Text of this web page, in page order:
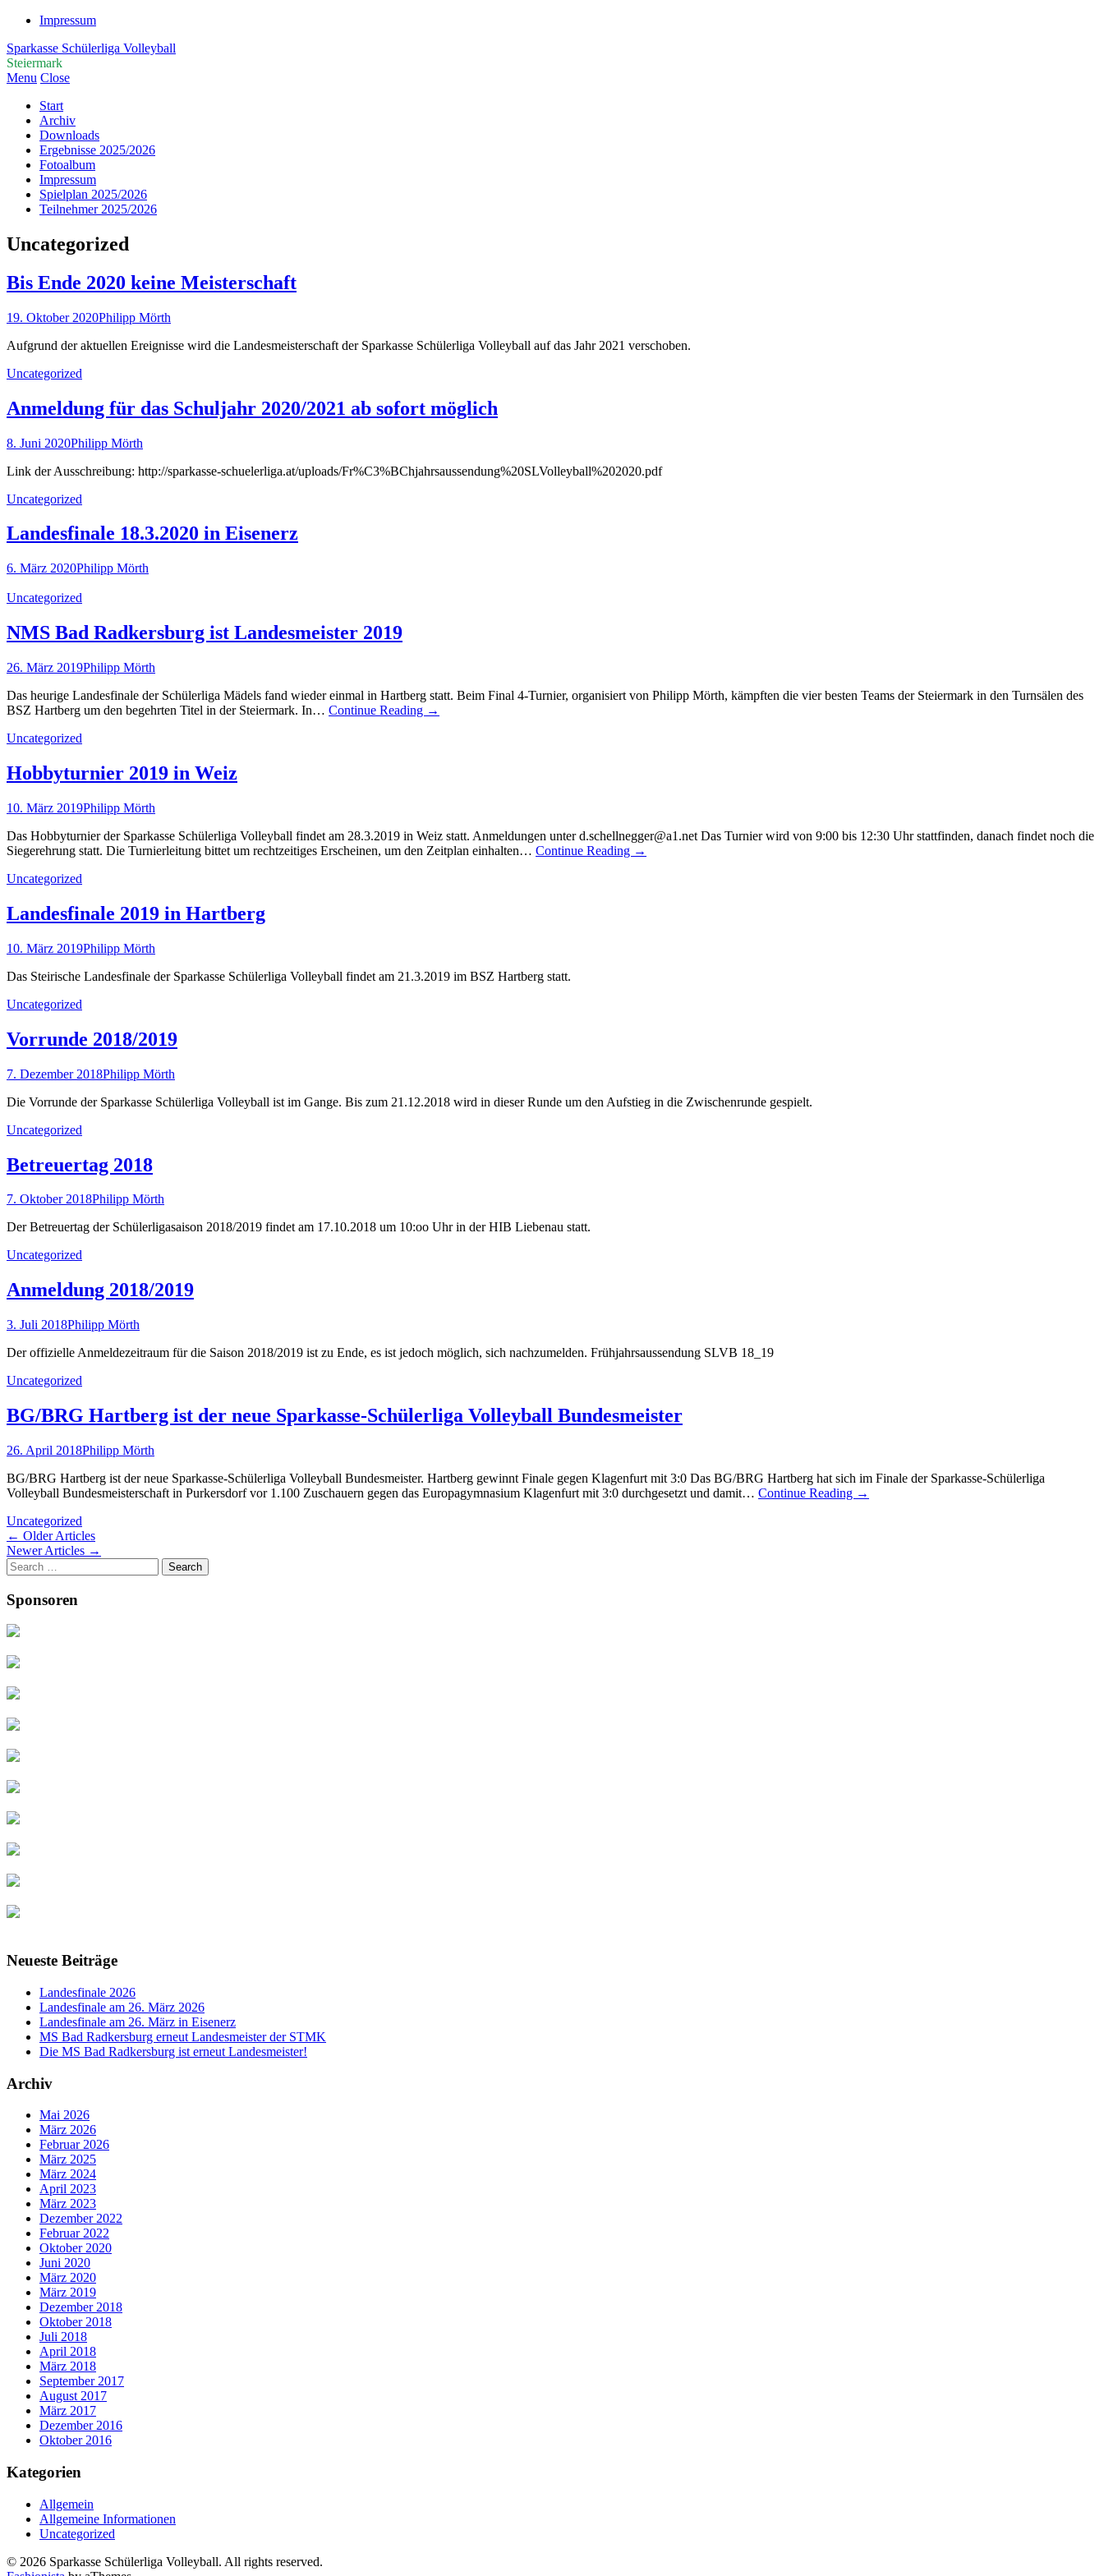
Impressum
Sparkasse Schülerliga Volleyball
Steiermark
Menu Close
Start
Archiv
Downloads
Ergebnisse 2025/2026
Fotoalbum
Impressum
Spielplan 2025/2026
Teilnehmer 2025/2026
Uncategorized
Bis Ende 2020 keine Meisterschaft
19. Oktober 2020Philipp Mörth
Aufgrund der aktuellen Ereignisse wird die Landesmeisterschaft der Sparkasse Schülerliga Volleyball auf das Jahr 2021 verschoben.
Uncategorized
Anmeldung für das Schuljahr 2020/2021 ab sofort möglich
8. Juni 2020Philipp Mörth
Link der Ausschreibung: http://sparkasse-schuelerliga.at/uploads/Fr%C3%BChjahrsaussendung%20SLVolleyball%202020.pdf
Uncategorized
Landesfinale 18.3.2020 in Eisenerz
6. März 2020Philipp Mörth
Uncategorized
NMS Bad Radkersburg ist Landesmeister 2019
26. März 2019Philipp Mörth
Das heurige Landesfinale der Schülerliga Mädels fand wieder einmal in Hartberg statt. Beim Final 4-Turnier, organisiert von Philipp Mörth, kämpften die vier besten Teams der Steiermark in den Turnsälen des
BSZ Hartberg um den begehrten Titel in der Steiermark. In… Continue Reading →
Uncategorized
Hobbyturnier 2019 in Weiz
10. März 2019Philipp Mörth
Das Hobbyturnier der Sparkasse Schülerliga Volleyball findet am 28.3.2019 in Weiz statt. Anmeldungen unter d.schellnegger@a1.net Das Turnier wird von 9:00 bis 12:30 Uhr stattfinden, danach findet noch die
Siegerehrung statt. Die Turnierleitung bittet um rechtzeitiges Erscheinen, um den Zeitplan einhalten… Continue Reading →
Uncategorized
Landesfinale 2019 in Hartberg
10. März 2019Philipp Mörth
Das Steirische Landesfinale der Sparkasse Schülerliga Volleyball findet am 21.3.2019 im BSZ Hartberg statt.
Uncategorized
Vorrunde 2018/2019
7. Dezember 2018Philipp Mörth
Die Vorrunde der Sparkasse Schülerliga Volleyball ist im Gange. Bis zum 21.12.2018 wird in dieser Runde um den Aufstieg in die Zwischenrunde gespielt.
Uncategorized
Betreuertag 2018
7. Oktober 2018Philipp Mörth
Der Betreuertag der Schülerligasaison 2018/2019 findet am 17.10.2018 um 10:oo Uhr in der HIB Liebenau statt.
Uncategorized
Anmeldung 2018/2019
3. Juli 2018Philipp Mörth
Der offizielle Anmeldezeitraum für die Saison 2018/2019 ist zu Ende, es ist jedoch möglich, sich nachzumelden. Frühjahrsaussendung SLVB 18_19
Uncategorized
BG/BRG Hartberg ist der neue Sparkasse-Schülerliga Volleyball Bundesmeister
26. April 2018Philipp Mörth
BG/BRG Hartberg ist der neue Sparkasse-Schülerliga Volleyball Bundesmeister. Hartberg gewinnt Finale gegen Klagenfurt mit 3:0 Das BG/BRG Hartberg hat sich im Finale der Sparkasse-Schülerliga
Volleyball Bundesmeisterschaft in Purkersdorf vor 1.100 Zuschauern gegen das Europagymnasium Klagenfurt mit 3:0 durchgesetzt und damit… Continue Reading →
Uncategorized
Post
navigation
← Older Articles
Newer Articles →
Search
for:
Sponsoren
Neueste Beiträge
Landesfinale 2026
Landesfinale am 26. März 2026
Landesfinale am 26. März in Eisenerz
MS Bad Radkersburg erneut Landesmeister der STMK
Die MS Bad Radkersburg ist erneut Landesmeister!
Archiv
Mai 2026
März 2026
Februar 2026
März 2025
März 2024
April 2023
März 2023
Dezember 2022
Februar 2022
Oktober 2020
Juni 2020
März 2020
März 2019
Dezember 2018
Oktober 2018
Juli 2018
April 2018
März 2018
September 2017
August 2017
März 2017
Dezember 2016
Oktober 2016
Kategorien
Allgemein
Allgemeine Informationen
Uncategorized
© 2026 Sparkasse Schülerliga Volleyball. All rights reserved.